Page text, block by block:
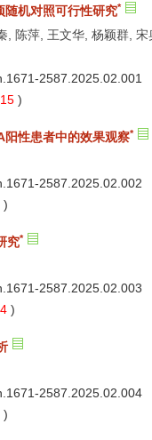
机对照可行性研究*
陈萍, 王文华, 杨颖群,
2587.2025.02.001
)
性患者中的效果观察*
2587.2025.02.002
)
究*
2587.2025.02.003
)
2587.2025.02.004
)